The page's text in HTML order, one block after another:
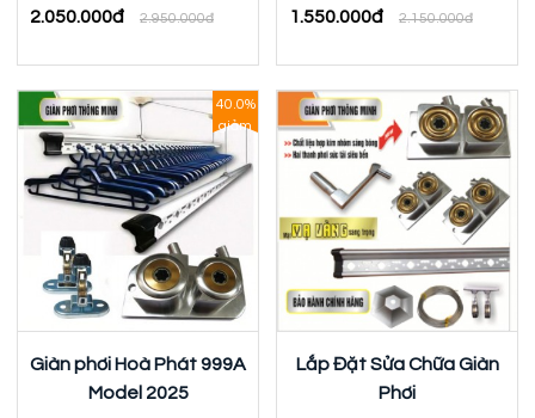
2.050.000đ 2.950.000đ 1.550.000đ 2.150.000đ
40.0%
giảm
Giàn phơi Hoà Phát 999A
Model 2025
Lắp Đặt Sửa Chữa Giàn
Phơi